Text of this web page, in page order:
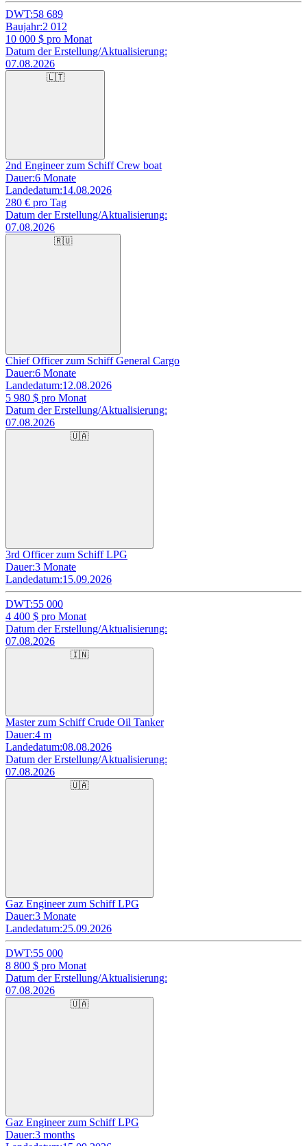
DWT:58 689
Baujahr:2 012
10 000 $ pro Monat
Datum der Erstellung/Aktualisierung:
07.08.2026
🇱🇹
2nd Engineer zum Schiff Crew boat
Dauer:6 Monate
Landedatum:14.08.2026
280 € pro Tag
Datum der Erstellung/Aktualisierung:
07.08.2026
🇷🇺
Chief Officer zum Schiff General Cargo
Dauer:6 Monate
Landedatum:12.08.2026
5 980 $ pro Monat
Datum der Erstellung/Aktualisierung:
07.08.2026
🇺🇦
3rd Officer zum Schiff LPG
Dauer:3 Monate
Landedatum:15.09.2026
DWT:55 000
4 400 $ pro Monat
Datum der Erstellung/Aktualisierung:
07.08.2026
🇮🇳
Master zum Schiff Crude Oil Tanker
Dauer:4 m
Landedatum:08.08.2026
Datum der Erstellung/Aktualisierung:
07.08.2026
🇺🇦
Gaz Engineer zum Schiff LPG
Dauer:3 Monate
Landedatum:25.09.2026
DWT:55 000
8 800 $ pro Monat
Datum der Erstellung/Aktualisierung:
07.08.2026
🇺🇦
Gaz Engineer zum Schiff LPG
Dauer:3 months